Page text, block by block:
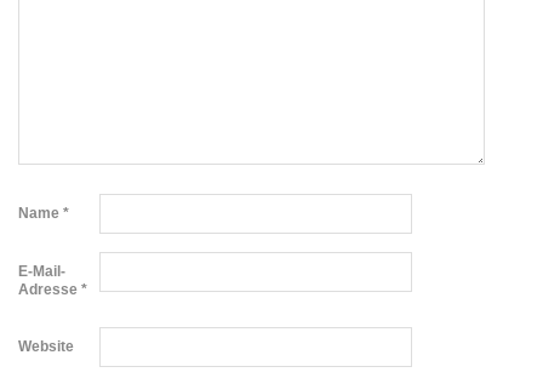
Name *
E-Mail-
Adresse *
Website